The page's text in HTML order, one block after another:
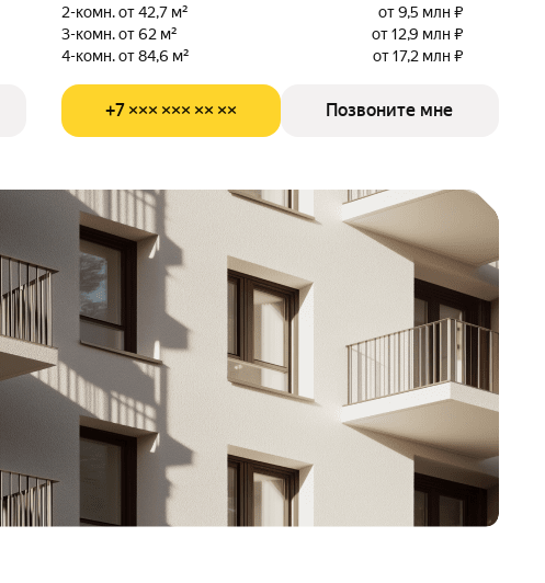
2-комн. от 42,7 м²
от 9,5 млн ₽
3-комн. от 62 м²
от 12,9 млн ₽
4-комн. от 84,6 м²
от 17,2 млн ₽
+7 ××× ××× ×× ×× Позвоните мне